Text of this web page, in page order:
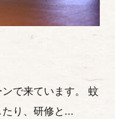
で来ています。 蚊
り、研修と...